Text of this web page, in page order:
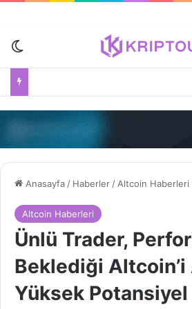
Dış görünümü değiştir
Anasayfa / Haberler / Altcoin Haberleri
Altcoin Haberleri
Ünlü Trader,
Beklediği Altcoin’i
Yüksek Potansiyel